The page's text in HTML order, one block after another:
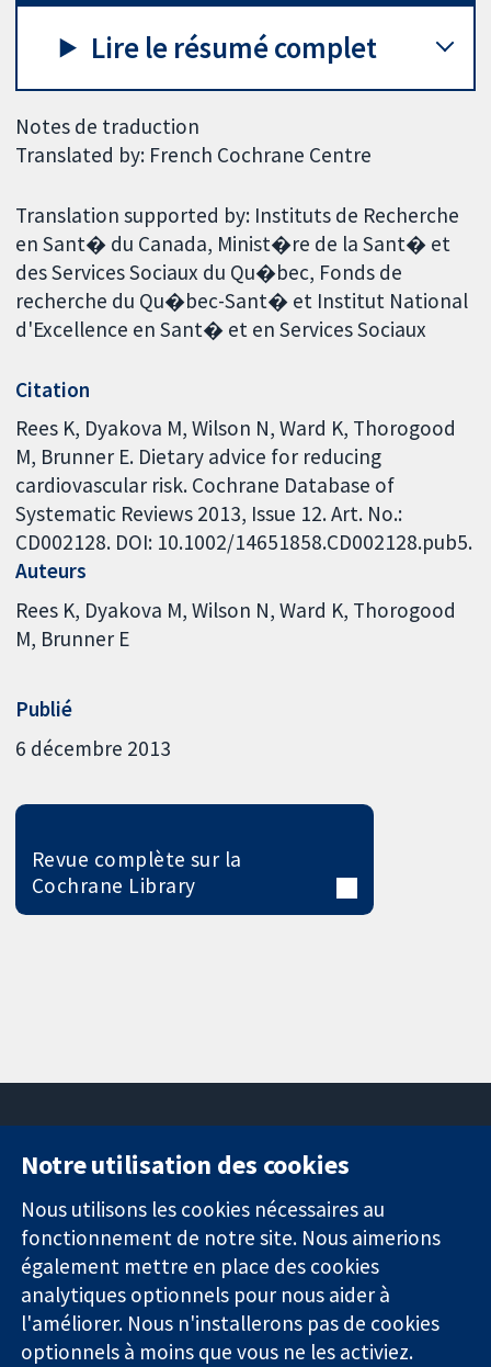
Lire le résumé complet
Notes de traduction
Translated by: French Cochrane Centre
Translation supported by: Instituts de Recherche
en Sant� du Canada, Minist�re de la Sant� et
des Services Sociaux du Qu�bec, Fonds de
recherche du Qu�bec-Sant� et Institut National
d'Excellence en Sant� et en Services Sociaux
Citation
Rees K, Dyakova M, Wilson N, Ward K, Thorogood
M, Brunner E. Dietary advice for reducing
cardiovascular risk. Cochrane Database of
Systematic Reviews 2013, Issue 12. Art. No.:
CD002128. DOI: 10.1002/14651858.CD002128.pub5.
Auteurs
Rees K Dyakova M Wilson N Ward K Thorogood
M Brunner E
Publié
6 décembre 2013
Revue complète sur la
Cochrane Library
Des données
probantes.
Des décisions
éclairées.
Une meilleure
santé.
11-13 Cavendish
Square
Londres
W1G0AN
Royaume-Uni
nous
Actualités
Service de
presse
Qui sommes-
nous
Offres
Notre utilisation des cookies
Nous utilisons les cookies nécessaires au
fonctionnement de notre site. Nous aimerions
également mettre en place des cookies
analytiques optionnels pour nous aider à
l'améliorer. Nous n'installerons pas de cookies
optionnels à moins que vous ne les activiez.